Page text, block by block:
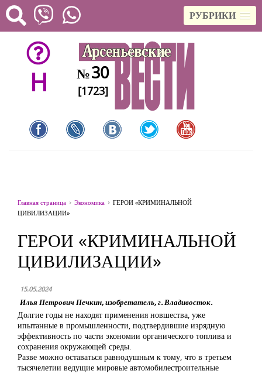
РУБРИКИ
H №30
[1723]
Главная страница Экономика
ГЕРОИ «КРИМИНАЛЬНОЙ
ЦИВИЛИЗАЦИИ»
ГЕРОИ «КРИМИНАЛЬНОЙ
ЦИВИЛИЗАЦИИ»
15.05.2024
Илья Петрович Печкин, изобретатель, г. Владивосток.
Долгие годы не находят применения новшества, уже
ипытанные в промышленности, подтвердившие изрядную
эффективность по части экономии органического топлива и
сохранения окружающей среды.
Разве можно оставаться равнодушным к тому, что в третьем
тысячелетии ведущие мировые автомобилестроительные